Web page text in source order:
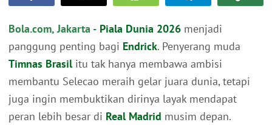
Bola.com, Jakarta - Piala Dunia 2026 menjadi
panggung penting bagi Endrick. Penyerang muda
Timnas Brasilitu tak hanya membawa ambisi
membantu Selecao meraih gelar juara dunia, tetapi
juga ingin membuktikan dirinya layak mendapat
peran lebih besar di Real Madrid musim depan.